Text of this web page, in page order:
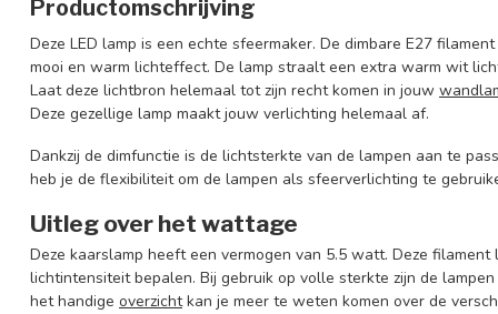
Productomschrijving
Deze LED lamp is een echte sfeermaker. De dimbare E27
mooi en warm lichteffect. De lamp straalt een extra warm wit
Laat deze lichtbron helemaal tot zijn recht komen in jouw
Deze gezellige lamp maakt jouw verlichting helemaal af.
Dankzij de dimfunctie is de lichtsterkte van de lampen aan te
heb je de flexibiliteit om de lampen als sfeerverlichting te
Uitleg over het wattage
Deze kaarslamp heeft een vermogen van 5.5 watt. Deze filament
lichtintensiteit bepalen. Bij gebruik op volle sterkte zijn de
het handige overzichtkan je meer te weten komen over de